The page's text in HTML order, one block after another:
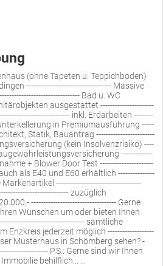
(ohne Tapeten u. Teppichboden)
----------------------------------- Massive
Bad u. WC
ausgestattet ----------------------
inkl. Erdarbeiten --------
in Premiumausführung -----
Statik, Bauantrag ------------------------
(kein Insolvenzrisiko) ----
-------------
+ Blower Door Test ----------------------
als E40 und E60 erhältlich ---------------
-----------------------------------
zuzüglich
----------------------------------- Gerne
Wünschen um oder bieten Ihnen
sämtliche
Enzkreis jederzeit möglich -------------------
Musterhaus in Schömberg sehen? -
P.S.: Gerne sind wir Ihnen
behilflich... ...